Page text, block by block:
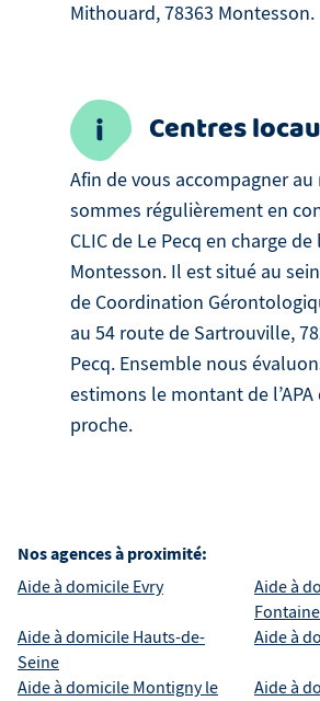
Mithouard, 78363 Montesson.
Centres
Afin de vous accompagner au
sommes régulièrement en
CLIC de Le Pecq en charge
Montesson. Il est situé au
de Coordination
au 54 route de Sartrouville,
Pecq. Ensemble nous
estimons le montant de
proche.
Nos agences à proximité:
Aide à domicile Evry
Aide à
Aide à domicile Hauts-de-
Seine
Aide à
Aide à domicile Montigny le
Aide à